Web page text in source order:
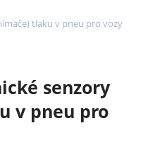
tlaku v pneu pro vozy
senzory
v pneu pro